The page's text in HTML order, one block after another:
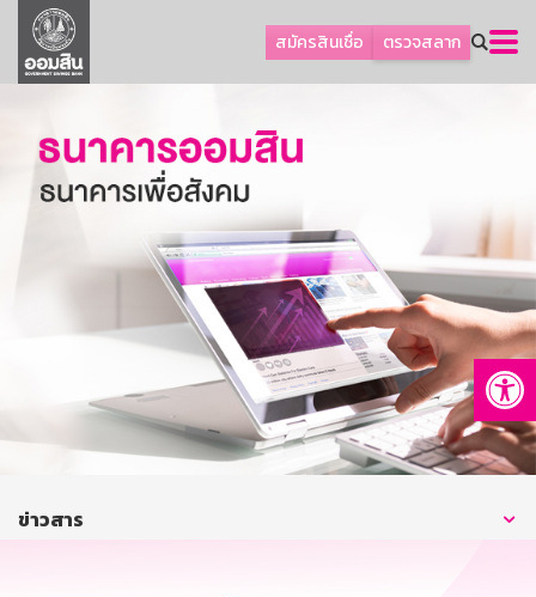
สมัครสินเชื่อ ตรวจสลาก
ลูกค้าธุรกิจ
ลูกค้าผู้ประกอบรายย่อย
ออมเพื่อสุข
เกี่ยวกับธนาคาร
การพัฒนาที่ยั่งยืน
บริการทางการเงิน
ติดต่อเรา
บริการออนไลน์
ข่าวสาร